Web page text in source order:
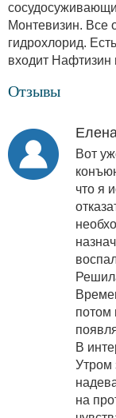
Монтевизин. Все
гидрохлорид.
входит
Отзывы
Елена
Вот
что я
потом
В
Утром
на